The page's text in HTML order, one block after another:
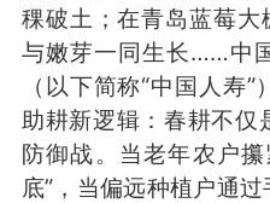
稞破土；在青岛蓝莓大
与嫩芽一同生长……中
（以下简称“中国人寿
助耕新逻辑：春耕不仅
防御战。当老年农户
底”，当偏远种植户通